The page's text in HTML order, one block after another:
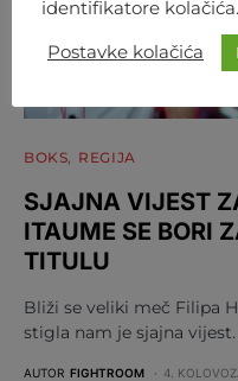
BOKS REGIJA
SJAJNA VIJEST
ITAUME SE BORI
TITULU
Bliži se veliki meč Filipa
stigla nam je sjajna
AUTOR FIGHTROOM 4.
identifikatore kolačića.
Postavke kolačića